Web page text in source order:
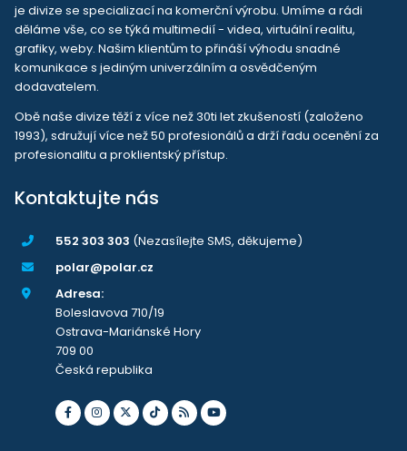
je divize se specializací na komerční výrobu. Umíme a rádi
děláme vše, co se týká multimedií - videa, virtuální realitu,
grafiky, weby. Našim klientům to přináší výhodu snadné
komunikace s jediným univerzálním a osvědčeným
dodavatelem.
Obě naše divize těží z více než 30ti let zkušeností (založeno
1993), sdružují více než 50 profesionálů a drží řadu ocenění za
profesionalitu a proklientský přístup.
Kontaktujte nás
552 303 303 (Nezasílejte SMS, děkujeme)
polar@polar.cz
Adresa:
Boleslavova 710/19
Ostrava-Mariánské Hory
709 00
Česká republika